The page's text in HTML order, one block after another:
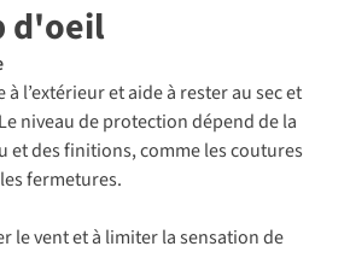
d'oeil
à l’extérieur et aide à rester au sec et
niveau de protection dépend de la
et des finitions, comme les coutures
fermetures.
le vent et à limiter la sensation de